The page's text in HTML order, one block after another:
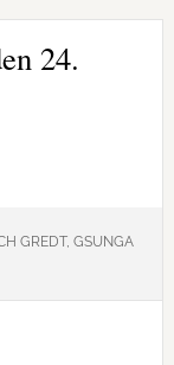
24.
GREDT, GSUNGA